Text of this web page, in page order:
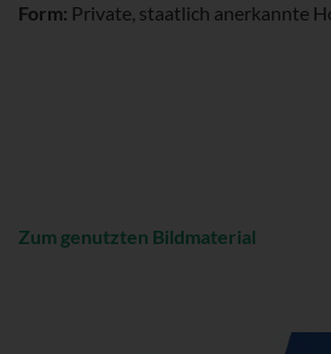
Form: Private, staatlich anerkannte
Zum genutzten Bildmaterial